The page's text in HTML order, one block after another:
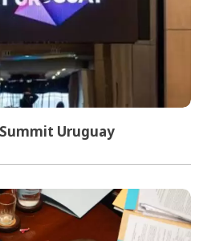
Uruguay